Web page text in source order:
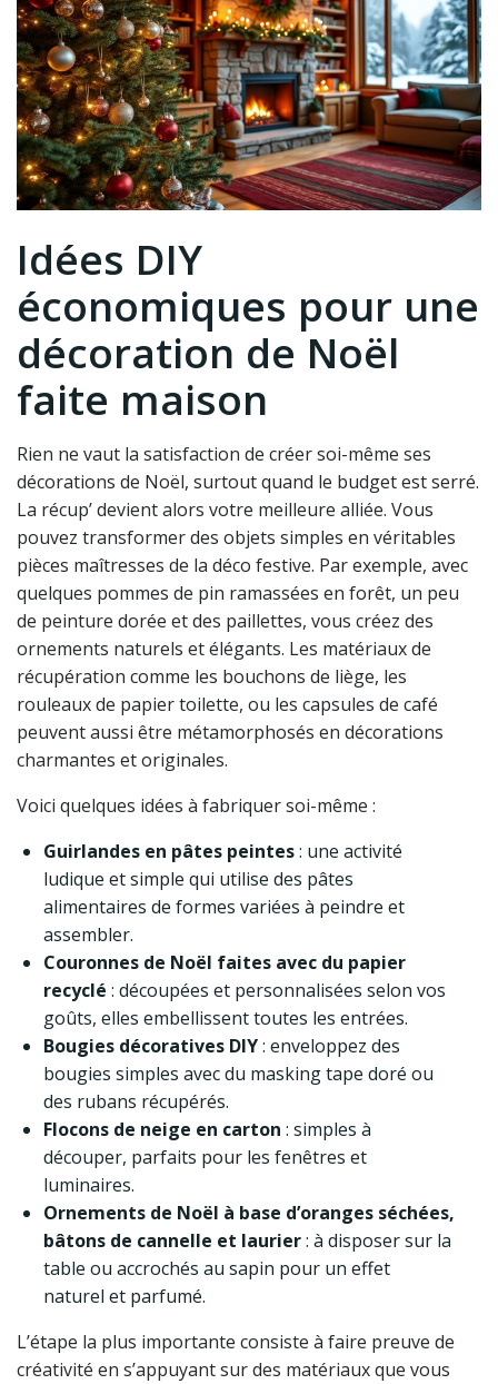
Idées DIY
économiques pour une
décoration de Noël
faite maison
Rien ne vaut la satisfaction de créer soi-même ses
décorations de Noël, surtout quand le budget est serré.
La récup’ devient alors votre meilleure alliée. Vous
pouvez transformer des objets simples en véritables
pièces maîtresses de la déco festive. Par exemple, avec
quelques pommes de pin ramassées en forêt, un peu
de peinture dorée et des paillettes, vous créez des
ornements naturels et élégants. Les matériaux de
récupération comme les bouchons de liège, les
rouleaux de papier toilette, ou les capsules de café
peuvent aussi être métamorphosés en décorations
charmantes et originales.
Voici quelques idées à fabriquer soi-même :
Guirlandes en pâtes peintes: une activité
ludique et simple qui utilise des pâtes
alimentaires de formes variées à peindre et
assembler.
Couronnes de Noël faites avec du papier
recyclé : découpées et personnalisées selon vos
goûts, elles embellissent toutes les entrées.
Bougies décoratives DIY: enveloppez des
bougies simples avec du masking tape doré ou
des rubans récupérés.
Flocons de neige en carton : simples à
découper, parfaits pour les fenêtres et
luminaires.
Ornements de Noël à base d’oranges séchées,
bâtons de cannelle et laurier: à disposer sur la
table ou accrochés au sapin pour un effet
naturel et parfumé.
L’étape la plus importante consiste à faire preuve de
créativité en s’appuyant sur des matériaux que vous